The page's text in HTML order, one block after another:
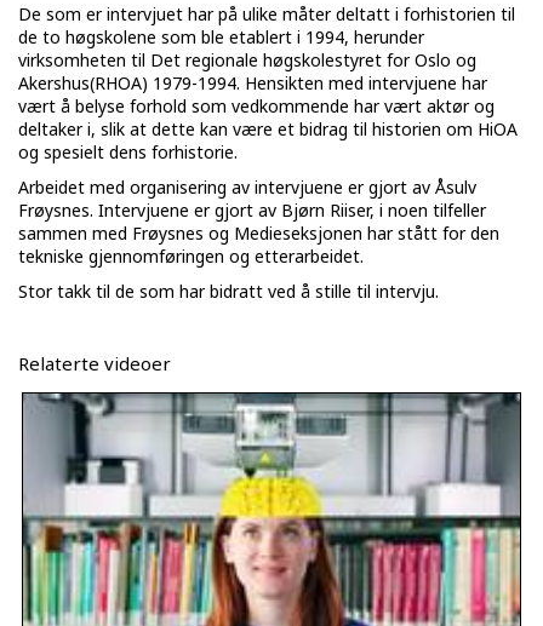
De som er intervjuet har på ulike måter deltatt i forhistorien til
de to høgskolene som ble etablert i 1994, herunder
virksomheten til Det regionale høgskolestyret for Oslo og
Akershus(RHOA) 1979-1994. Hensikten med intervjuene har
vært å belyse forhold som vedkommende har vært aktør og
deltaker i, slik at dette kan være et bidrag til historien om HiOA
og spesielt dens forhistorie.
Arbeidet med organisering av intervjuene er gjort av Åsulv
Frøysnes. Intervjuene er gjort av Bjørn Riiser, i noen tilfeller
sammen med Frøysnes og Medieseksjonen har stått for den
tekniske gjennomføringen og etterarbeidet.
Stor takk til de som har bidratt ved å stille til intervju.
Relaterte videoer